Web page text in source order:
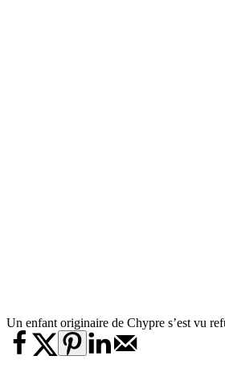
Un enfant originaire de Chypre s’est vu